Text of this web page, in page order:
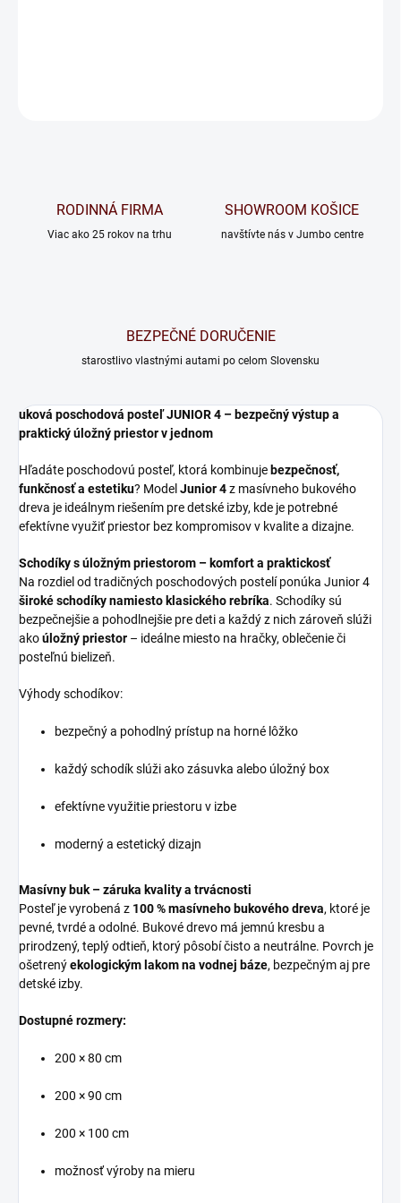
RODINNÁ FIRMA
Viac ako 25 rokov na trhu
SHOWROOM KOŠICE
navštívte nás v Jumbo centre
BEZPEČNÉ DORUČENIE
starostlivo vlastnými autami po celom Slovensku
uková poschodová posteľ JUNIOR 4 – bezpečný výstup a
praktický úložný priestor v jednom
Hľadáte poschodovú posteľ, ktorá kombinuje bezpečnosť,
funkčnosť a estetiku? Model Junior 4z masívneho bukového
dreva je ideálnym riešením pre detské izby, kde je potrebné
efektívne využiť priestor bez kompromisov v kvalite a dizajne.
Schodíky s úložným priestorom – komfort a praktickosť
Na rozdiel od tradičných poschodových postelí ponúka Junior 4
široké schodíky namiesto klasického rebríka. Schodíky sú
bezpečnejšie a pohodlnejšie pre deti a každý z nich zároveň slúži
akoúložný priestor – ideálne miesto na hračky, oblečenie či
posteľnú bielizeň.
Výhody schodíkov:
bezpečný a pohodlný prístup na horné lôžko
každý schodík slúži ako zásuvka alebo úložný box
efektívne využitie priestoru v izbe
moderný a estetický dizajn
Masívny buk – záruka kvality a trvácnosti
Posteľ je vyrobená z 100 % masívneho bukového dreva, ktoré je
pevné, tvrdé a odolné. Bukové drevo má jemnú kresbu a
prirodzený, teplý odtieň, ktorý pôsobí čisto a neutrálne. Povrch je
ošetrenýekologickým lakom na vodnej báze, bezpečným aj pre
detské izby.
Dostupné rozmery:
200 × 80 cm
200 × 90 cm
200 × 100 cm
možnosť výroby na mieru